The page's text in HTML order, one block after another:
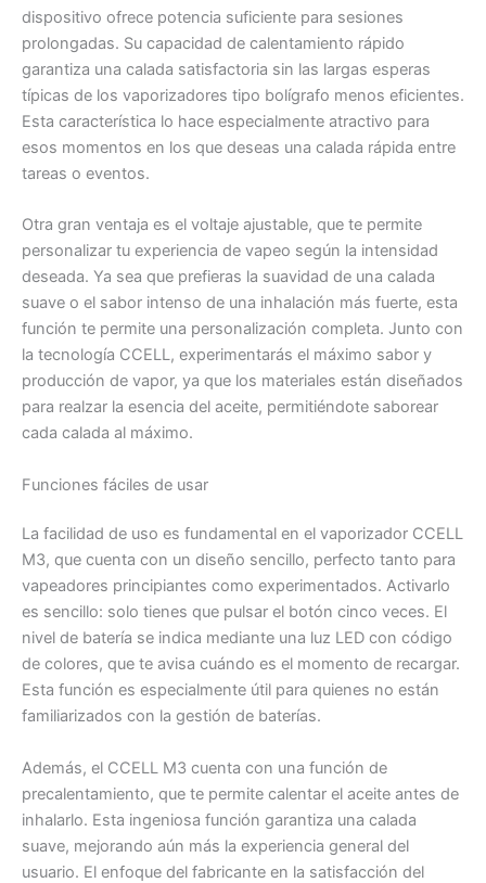
dispositivo ofrece potencia suficiente para sesiones
prolongadas. Su capacidad de calentamiento rápido
garantiza una calada satisfactoria sin las largas esperas
típicas de los vaporizadores tipo bolígrafo menos eficientes.
Esta característica lo hace especialmente atractivo para
esos momentos en los que deseas una calada rápida entre
tareas o eventos.
Otra gran ventaja es el voltaje ajustable, que te permite
personalizar tu experiencia de vapeo según la intensidad
deseada. Ya sea que prefieras la suavidad de una calada
suave o el sabor intenso de una inhalación más fuerte, esta
función te permite una personalización completa. Junto con
la tecnología CCELL, experimentarás el máximo sabor y
producción de vapor, ya que los materiales están diseñados
para realzar la esencia del aceite, permitiéndote saborear
cada calada al máximo.
Funciones fáciles de usar
La facilidad de uso es fundamental en el vaporizador CCELL
M3, que cuenta con un diseño sencillo, perfecto tanto para
vapeadores principiantes como experimentados. Activarlo
es sencillo: solo tienes que pulsar el botón cinco veces. El
nivel de batería se indica mediante una luz LED con código
de colores, que te avisa cuándo es el momento de recargar.
Esta función es especialmente útil para quienes no están
familiarizados con la gestión de baterías.
Además, el CCELL M3 cuenta con una función de
precalentamiento, que te permite calentar el aceite antes de
inhalarlo. Esta ingeniosa función garantiza una calada
suave, mejorando aún más la experiencia general del
usuario. El enfoque del fabricante en la satisfacción del